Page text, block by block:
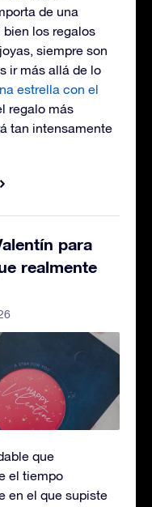
de una
los regalos
siempre son
ir más allá de lo
estrella con el
regalo más
tan intensamente
para
realmente
que
el tiempo
en el que supiste